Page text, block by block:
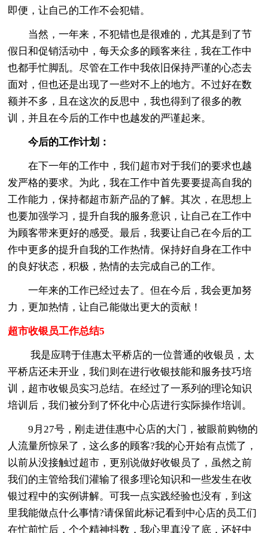
即便，让自己的工作不会犯错。
当然，一年来，不犯错也是很难的，尤其是到了节
假日和促销活动中，每天众多的顾客来往，我在工作中
也都手忙脚乱。尽管在工作中我依旧保持严谨的心态去
面对，但也还是出现了一些对不上的地方。不过好在数
额并不多，且在这次的反思中，我也得到了很多的教
训，并且在今后的工作中也越发的严谨起来。
今后的工作计划：
在下一年的工作中，我们超市对于我们的要求也越
发严格的要求。为此，我在工作中首先要要提高自我的
工作能力，保持都超市新产品的了解。其次，在思想上
也要加强学习，提升自我的服务意识，让自己在工作中
为顾客带来更好的感受。最后，我要让自己在今后的工
作中更多的提升自我的工作热情。保持好自身在工作中
的良好状态，积极，热情的去完成自己的工作。
一年来的工作已经过去了。但在今后，我会更加努
力，更加热情，让自己能做出更大的贡献！
超市收银员工作总结5
我是应聘于佳惠太平桥店的一位普通的收银员，太
平桥店还未开业，我们则在进行收银技能和服务技巧培
训，超市收银员实习总结。在经过了一系列的理论知识
培训后，我们被分到了怀化中心店进行实际操作培训。
9月27号，刚走进佳惠中心店的大门，被眼前购物的
人流量所惊呆了，这么多的顾客?我的心开始有点慌了，
以前从没接触过超市，更别说做好收银员了，虽然之前
我们的主管给我们灌输了很多理论知识和一些发生在收
银过程中的实例讲解。可我一点实践经验也没有，到这
里我能做点什么事情?请保留此标记看到中心店的员工们
在忙前忙后，个个精神抖数，我心里真没了底，还好中